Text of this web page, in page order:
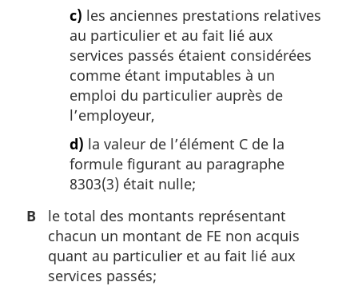
c) les anciennes prestations relatives
au particulier et au fait lié aux
services passés étaient considérées
comme étant imputables à un
emploi du particulier auprès de
l’employeur,
d) la valeur de l’élément C de la
formule figurant au paragraphe
8303(3) était nulle;
B
le total des montants représentant
chacun un montant de FE non acquis
quant au particulier et au fait lié aux
services passés;